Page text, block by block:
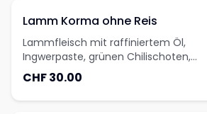
Lamm Korma ohne Reis
Lammfleisch mit raffiniertem Öl,
Ingwerpaste, grünen Chilischoten,
Zwiebeln, Wasser, Cashewnüssen, Salz,
Kewra Wasserman, Kerdamonpulver,
Knoblauch und Zucker
CHF 30.00